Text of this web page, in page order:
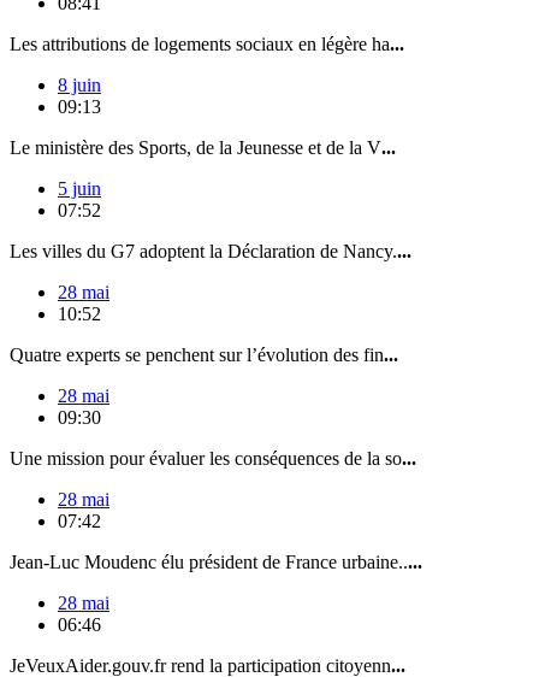
Les attributions de logements sociaux en légère ha...
8 juin
09:13
Le ministère des Sports, de la Jeunesse et de la V...
5 juin
07:52
Les villes du G7 adoptent la Déclaration de Nancy....
28 mai
10:52
Quatre experts se penchent sur l’évolution des fin...
28 mai
09:30
Une mission pour évaluer les conséquences de la so...
28 mai
07:42
Jean-Luc Moudenc élu président de France urbaine.....
28 mai
06:46
JeVeuxAider.gouv.fr rend la participation citoyenn...